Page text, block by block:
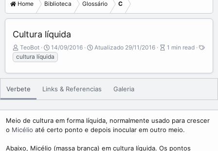
Home Biblioteca Glossário C
Cultura líquida
A
u
t
o
TeoBot
P
u
b
l
s
h
d
e
14/09/2016 Atualizado 29/11/2016
A
i
e
r
d
1 min read
T
a
g
cultura líquida
Verbete Links & Referencias Galeria
Meio de cultura em forma líquida, normalmente usado para crescer
o Micélio até certo ponto e depois inocular em outro meio.
Abaixo, Micélio (massa branca) em cultura líquida. Os pontos